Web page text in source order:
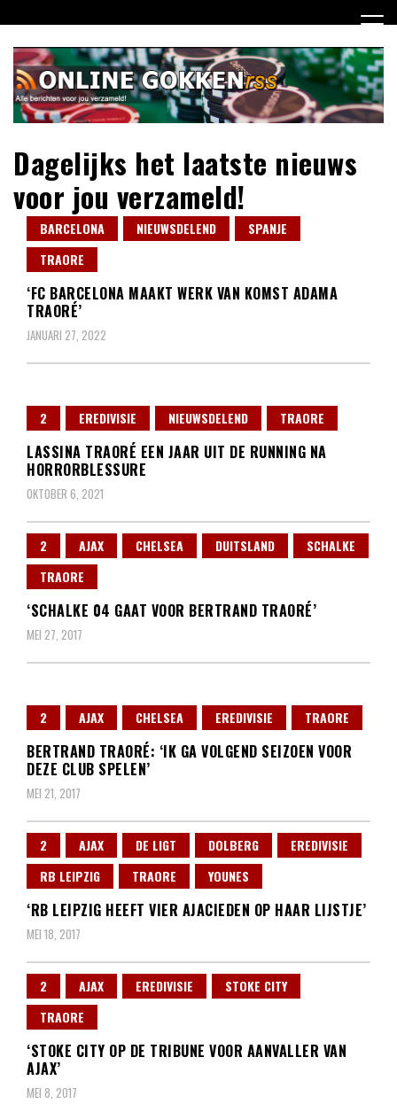
naar
inhoud
Dagelijks het laatste nieuws
voor jou verzameld!
BARCELONA NIEUWSDELEND
SPANJE
TRAORE
‘FC BARCELONA MAAKT WERK VAN KOMST ADAMA
TRAORÉ’
JANUARI 27, 2022
2 EREDIVISIE NIEUWSDELEND TRAORE
LASSINA TRAORÉ EEN JAAR UIT DE RUNNING NA
HORRORBLESSURE
OKTOBER 6, 2021
2 AJAX CHELSEA DUITSLAND
SCHALKE
TRAORE
‘SCHALKE 04 GAAT VOOR BERTRAND TRAORÉ’
MEI 27, 2017
2 AJAX CHELSEA EREDIVISIE TRAORE
BERTRAND TRAORÉ: ‘IK GA VOLGEND SEIZOEN VOOR
DEZE CLUB SPELEN’
MEI 21, 2017
2 AJAX DE LIGT DOLBERG
EREDIVISIE
RB LEIPZIG
TRAORE YOUNES
‘RB LEIPZIG HEEFT VIER AJACIEDEN OP HAAR LIJSTJE’
MEI 18, 2017
2 AJAX EREDIVISIE
STOKE CITY
TRAORE
‘STOKE CITY OP DE TRIBUNE VOOR AANVALLER VAN
AJAX’
MEI 8, 2017